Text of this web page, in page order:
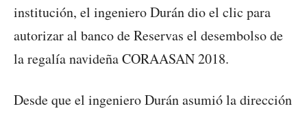
institución, el ingeniero Durán dio el clic para
autorizar al banco de Reservas el desembolso de
la regalía navideña CORAASAN 2018.
Desde que el ingeniero Durán asumió la dirección